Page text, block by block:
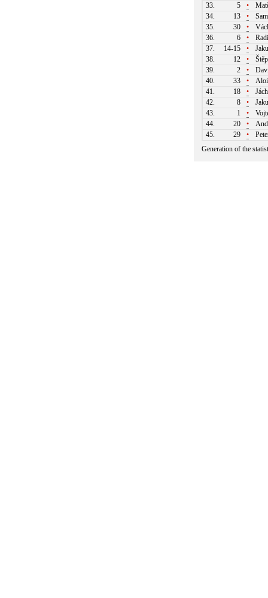
33.
5 •
34.
13 •
35.
30 •
36.
6 •
37.
14-15 •
38.
12 •
39.
2 •
40.
33 •
41.
18 •
42.
8 •
43.
1 •
44.
20 •
45.
29 •
Generation of the